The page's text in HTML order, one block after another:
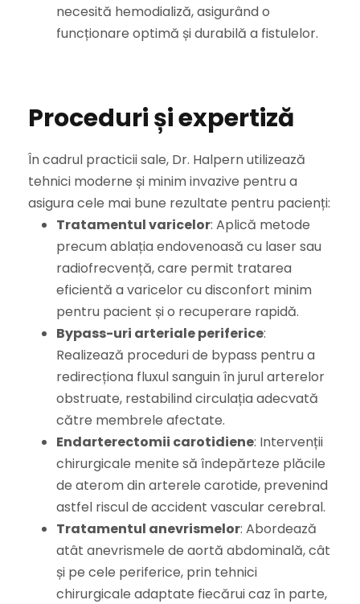
necesită hemodializă, asigurând o
funcționare optimă și durabilă a fistulelor.
Proceduri și expertiză
În cadrul practicii sale, Dr. Halpern utilizează
tehnici moderne și minim invazive pentru a
asigura cele mai bune rezultate pentru pacienți:
Tratamentul varicelor: Aplică metode
precum ablația endovenoasă cu laser sau
radiofrecvență, care permit tratarea
eficientă a varicelor cu disconfort minim
pentru pacient și o recuperare rapidă.
Bypass-uri arteriale periferice:
Realizează proceduri de bypass pentru a
redirecționa fluxul sanguin în jurul arterelor
obstruate, restabilind circulația adecvată
către membrele afectate.
Endarterectomii carotidiene: Intervenții
chirurgicale menite să îndepărteze plăcile
de aterom din arterele carotide, prevenind
astfel riscul de accident vascular cerebral.
Tratamentul anevrismelor: Abordează
atât anevrismele de aortă abdominală, cât
și pe cele periferice, prin tehnici
chirurgicale adaptate fiecărui caz în parte,